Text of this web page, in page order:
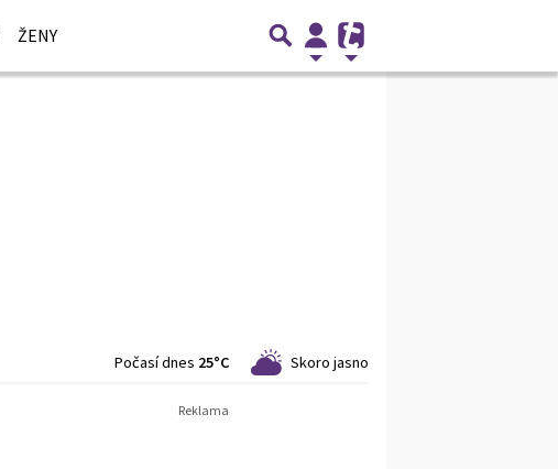
ŽENY
Počasí dnes 25°C Skoro jasno